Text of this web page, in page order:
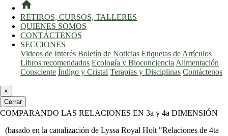
home
RETIROS, CURSOS, TALLERES
QUIENES SOMOS
CONTÁCTENOS
SECCIONES
Videos de Interés Boletín de Noticias Etiquetas de Artículos
Libros recomendados Ecología y Bioconciencia Alimentación
Consciente Índigo y Cristal Terapias y Disciplinas Contáctenos
×
Cerrar
COMPARANDO LAS RELACIONES EN 3a y 4a DIMENSIÓN
(basado en la canalización de Lyssa Royal Holt "Relaciones de 4ta